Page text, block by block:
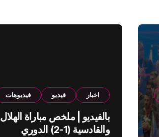
اخبار فيديو فيديوهات
بالفيديو | ملخص مباراة الهلال
والقادسية (1-2) الدوري